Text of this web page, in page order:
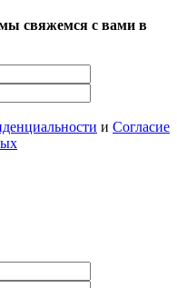
свяжемся с вами в
и Согласие